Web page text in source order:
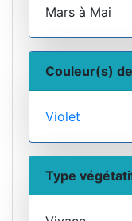
Mars à Mai
Couleur(s)
Violet
Type